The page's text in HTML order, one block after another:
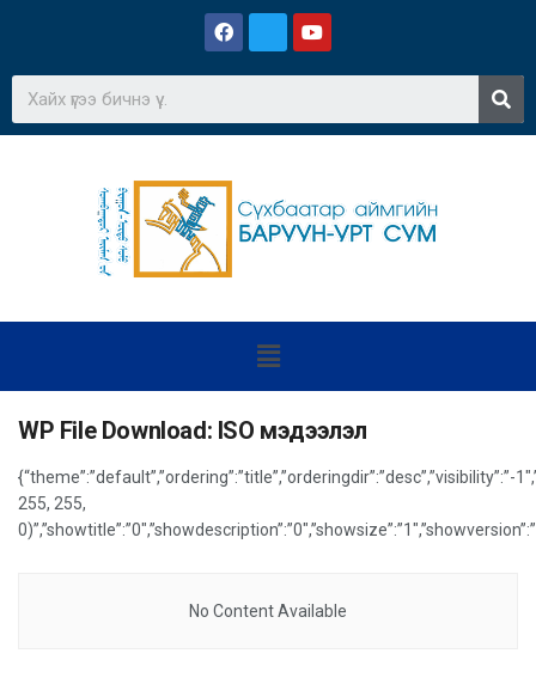
WP File Download: ISO мэдээлэл
{“theme”:”default”,”ordering”:”title”,”orderingdir”:”desc”,”visibility”:”-
255, 255,
No Content Available